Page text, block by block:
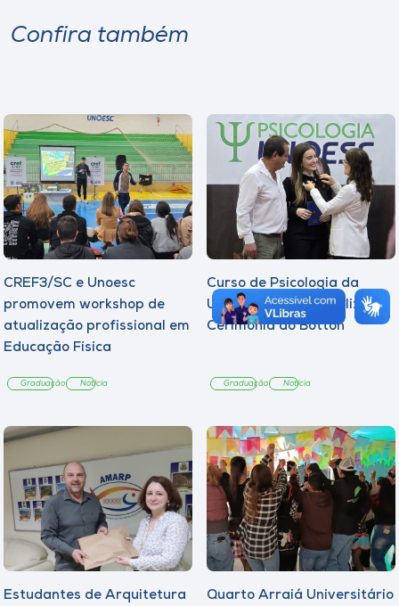
Confira também
CREF3/SC e Unoesc
promovem workshop de
atualização profissional em
Educação Física
Graduação Notícia
Curso de Psicologia da
Unoesc Joaçaba realiza 2ª
Cerimônia do Botton
Graduação Notícia
Estudantes de Arquitetura Quarto Arraiá Universitário